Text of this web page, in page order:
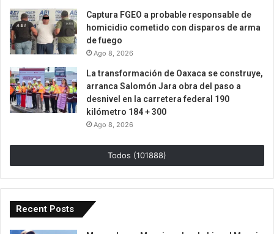
Captura FGEO a probable responsable de
homicidio cometido con disparos de arma
de fuego
Ago 8, 2026
La transformación de Oaxaca se construye,
arranca Salomón Jara obra del paso a
desnivel en la carretera federal 190
kilómetro 184 + 300
Ago 8, 2026
Todos (101888)
Recent Posts